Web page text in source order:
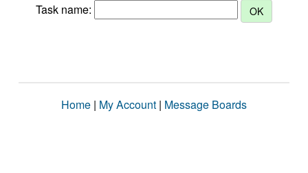
Task name:
Home | My Account | Message Boards